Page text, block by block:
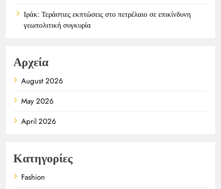
Ιράκ: Τεράστιες εκπτώσεις στο πετρέλαιο σε επικίνδυνη
γεωπολιτική συγκυρία
Αρχεία
August 2026
May 2026
April 2026
Κατηγορίες
Fashion